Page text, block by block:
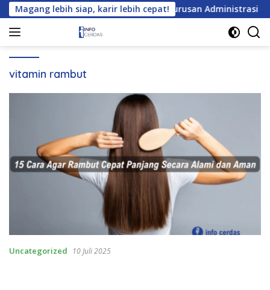
Langsung
ke
konten
Magang lebih siap, karir lebih cepat!
Cek Daftar Tempat Magang untuk Jurusan Administrasi
vitamin rambut
Uncategorized 10 Juli 2025